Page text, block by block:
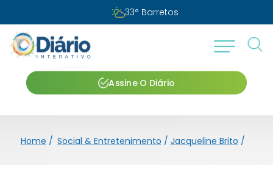
33° Barretos
Assine O Diário
Home / Social & Entretenimento / Jacqueline Brito /